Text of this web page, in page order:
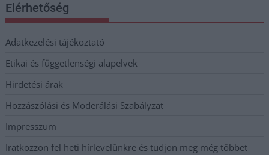
Elérhetőség
Adatkezelési tájékoztató
Etikai és függetlenségi alapelvek
Hirdetési árak
Hozzászólási és Moderálási Szabályzat
Impresszum
Iratkozzon fel heti hírlevelünkre és tudjon meg még többet